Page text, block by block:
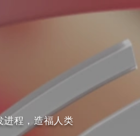
进程，造福人类